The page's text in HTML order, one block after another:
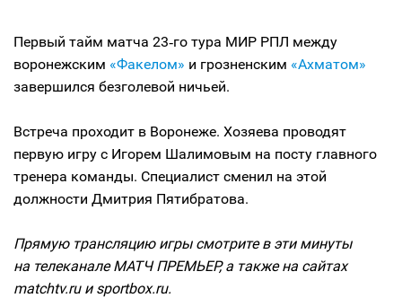
Первый тайм матча 23‑го тура МИР РПЛ между
воронежским «Факелом» и грозненским «Ахматом»
завершился безголевой ничьей.
Встреча проходит в Воронеже. Хозяева проводят
первую игру с Игорем Шалимовым на посту главного
тренера команды. Специалист сменил на этой
должности Дмитрия Пятибратова.
Прямую трансляцию игры смотрите в эти минуты
на телеканале МАТЧ ПРЕМЬЕР, а также на сайтах
matchtv.ru и sportbox.ru.